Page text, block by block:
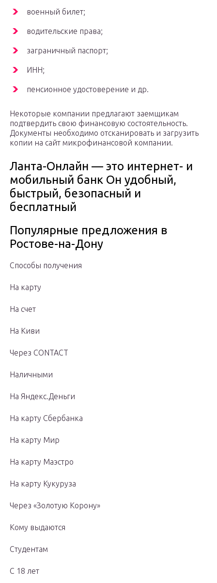
военный билет;
водительские права;
заграничный паспорт;
ИНН;
пенсионное удостоверение и др.
Некоторые компании предлагают заемщикам
подтвердить свою финансовую состоятельность.
Документы необходимо отсканировать и загрузить
копии на сайт микрофинансовой компании.
Ланта-Онлайн — это интернет- и
мобильный банк Он удобный,
быстрый, безопасный и
бесплатный
Популярные предложения в
Ростове-на-Дону
Способы получения
На карту
На счет
На Киви
Через CONTACT
Наличными
На Яндекс.Деньги
На карту Сбербанка
На карту Мир
На карту Маэстро
На карту Кукуруза
Через «Золотую Корону»
Кому выдаются
Студентам
С 18 лет